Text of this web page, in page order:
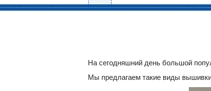
На сегодняшний день большой
Мы предлагаем такие виды